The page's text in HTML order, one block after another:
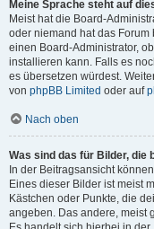
Meine Sprache steht auf
Meist hat die Board-
oder niemand hat das Forum
einen Board-Administrator,
installieren kann. Falls es
es übersetzen würdest.
von phpBB Limited oder auf
Nach oben
Was sind das für Bilder, die
In der Beitragsansicht
Eines dieser Bilder ist meist
Kästchen oder Punkte, die
angeben. Das andere, meist